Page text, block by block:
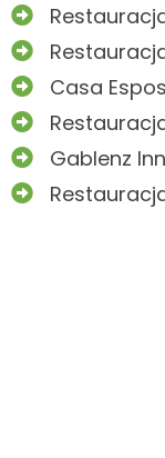
Restauracja
Casa
Gablenz Inn